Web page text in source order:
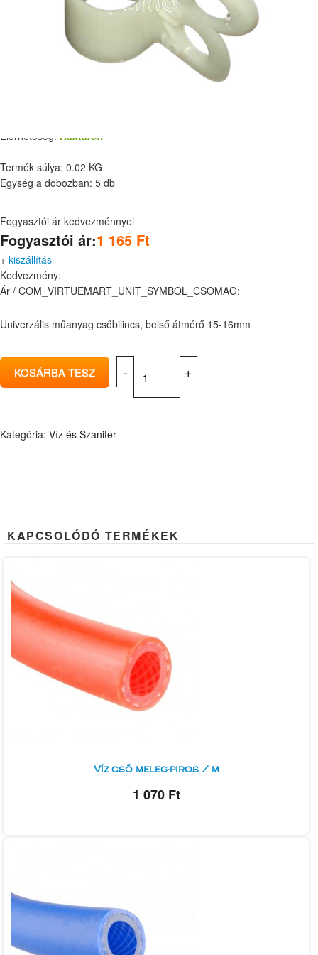
Műanyag csőbilincs 15-16mm / 5 db
Előrhetőség: Raktáron
Termék súlya: 0.02 KG
Egység a dobozban: 5 db
Fogyasztói ár kedvezménnyel
Fogyasztói ár:1 165 Ft
+ kiszállítás
Kedvezmény:
Ár / COM_VIRTUEMART_UNIT_SYMBOL_CSOMAG:
Univerzális műanyag csőbilincs, belső átmérő 15-16mm
Kategória: Víz és Szaniter
KAPCSOLÓDÓ TERMÉKEK
Víz cső meleg-piros / m
1 070 Ft